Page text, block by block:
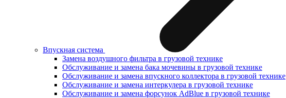
Впускная система
Замена воздушного фильтра в грузовой технике
Обслуживание и замена бака мочевины в грузовой технике
Обслуживание и замена впускного коллектора в грузовой технике
Обслуживание и замена интеркулера в грузовой технике
Обслуживание и замена форсунок AdBlue в грузовой технике